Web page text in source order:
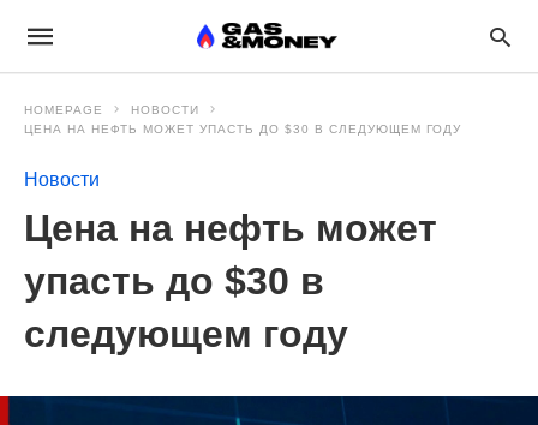
HOMEPAGE
НОВОСТИ
ЦЕНА НА НЕФТЬ МОЖЕТ УПАСТЬ ДО $30 В СЛЕДУЮЩЕМ ГОДУ
Новости
Цена на нефть может
упасть до $30 в
следующем году